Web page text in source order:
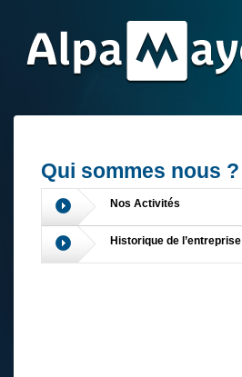
Qui sommes nous ?
Nos Activités
Historique de l’entreprise